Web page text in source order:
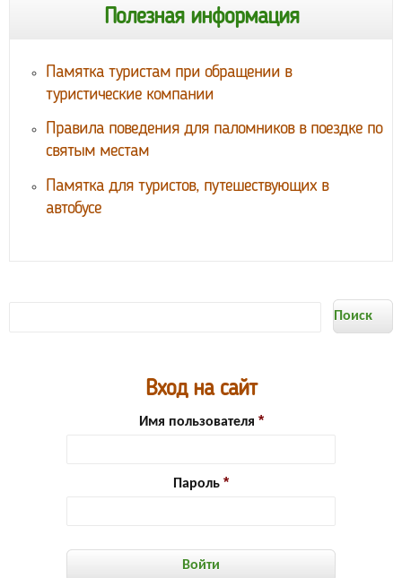
Полезная информация
Памятка туристам при обращении в
туристические компании
Правила поведения для паломников в поездке по
святым местам
Памятка для туристов, путешествующих в
автобусе
Вход на сайт
Имя пользователя
Пароль